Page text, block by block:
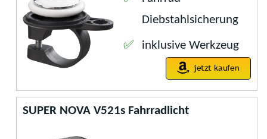
Diebstahlsicherung
inklusive Werkzeug
SUPER NOVA V521s Fahrradlicht